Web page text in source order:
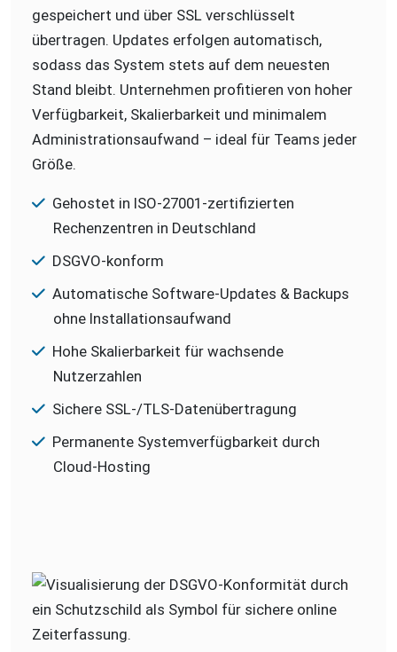
gespeichert und über SSL verschlüsselt
übertragen. Updates erfolgen automatisch,
sodass das System stets auf dem neuesten
Stand bleibt. Unternehmen profitieren von hoher
Verfügbarkeit, Skalierbarkeit und minimalem
Administrationsaufwand – ideal für Teams jeder
Größe.
Gehostet in ISO-27001-zertifizierten
Rechenzentren in Deutschland
DSGVO-konform
Automatische Software-Updates & Backups
ohne Installationsaufwand
Hohe Skalierbarkeit für wachsende
Nutzerzahlen
Sichere SSL-/TLS-Datenübertragung
Permanente Systemverfügbarkeit durch
Cloud-Hosting